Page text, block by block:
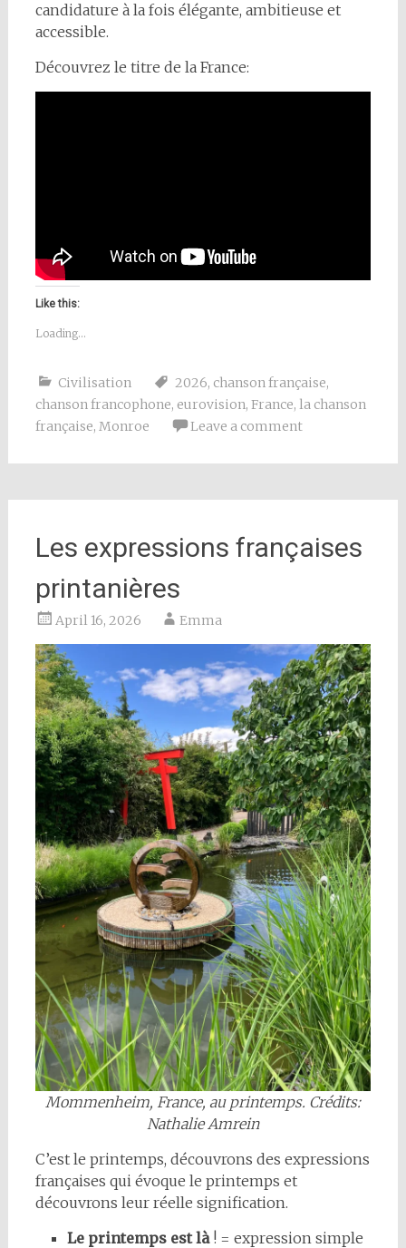
candidature à la fois élégante, ambitieuse et
accessible.
Découvrez le titre de la France:
Like this:
Loading...
Civilisation 2026, chanson française,
chanson francophone, eurovision, France, la chanson
française, Monroe Leave a comment
Les expressions françaises
printanières
April 16, 2026 Emma
Mommenheim, France, au printemps. Crédits:
Nathalie Amrein
C’est le printemps, découvrons des expressions
françaises qui évoque le printemps et
découvrons leur réelle signification.
Le printemps est là! = expression simple